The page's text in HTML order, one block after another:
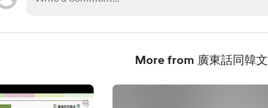
More from 廣東話同韓文